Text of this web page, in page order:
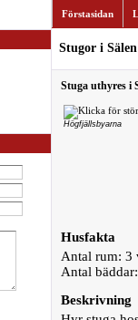
Förstasidan
Stugor i
Stuga uthyres i
Högfjällsbyarna
Husfakta
Antal rum: 3
Antal
Beskrivning